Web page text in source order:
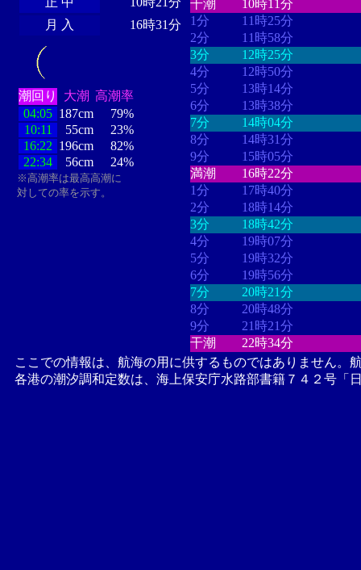
月 入
16時31分
潮回り 大潮 高潮率
04:05 187cm
79%
10:11
55cm
23%
16:22 196cm
82%
22:34
56cm 24%
※高潮率は最高高潮に
対しての率を示す。
干潮
10時11分
1分
11時25分
2分
11時58分
3分
12時25分
4分
12時50分
5分
13時14分
6分
13時38分
7分
14時04分
8分
14時31分
9分
15時05分
満潮
16時22分
1分
17時40分
2分
18時14分
3分
18時42分
4分
19時07分
5分
19時32分
6分
19時56分
7分
20時21分
8分
20時48分
9分
21時21分
干潮
22時34分
ここでの情報は、航海の用に供するものではありません。
各港の潮汐調和定数は、海上保安庁水路部書籍７４２号「